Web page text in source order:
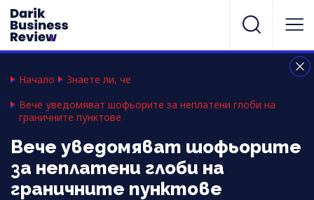
Начало
Знаете ли, че
Вече уведомяват шофьорите за неплатени глоби на
граничните пунктове
Вече уведомяват шофьорите
за неплатени глоби на
граничните пунктове